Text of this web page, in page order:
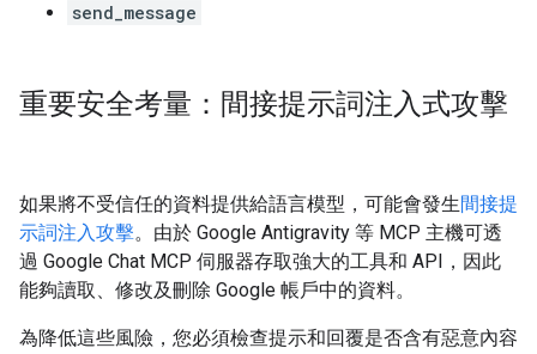
send_message
重要安全考量：間接提示詞注入式攻擊
如果將不受信任的資料提供給語言模型，可能會發生間接提
示詞注入攻擊。由於 Google Antigravity 等 MCP 主機可透
過 Google Chat MCP 伺服器存取強大的工具和 API，因此
能夠讀取、修改及刪除 Google 帳戶中的資料。
為降低這些風險，您必須檢查提示和回覆是否含有惡意內容